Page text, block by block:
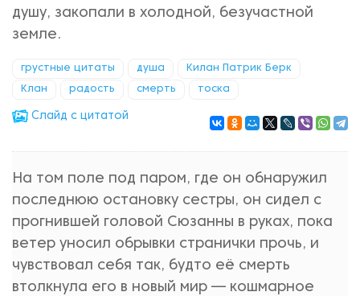
душу, закопали в холодной, безучастной
земле.
грустные цитаты душа Килан Патрик Берк
Клан радость смерть тоска
Cлайд с цитатой
На том поле под паром, где он обнаружил
последнюю остановку сестры, он сидел с
прогнившей головой Сюзанны в руках, пока
ветер уносил обрывки странички прочь, и
чувствовал себя так, будто её смерть
втолкнула его в новый мир — кошмарное